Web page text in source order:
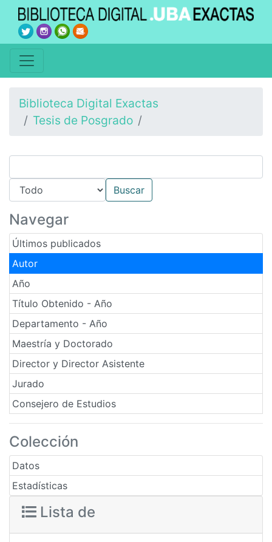
Biblioteca Digital Exactas
Tesis de Posgrado
Navegar
Últimos publicados
Autor
Año
Título Obtenido - Año
Departamento - Año
Maestría y Doctorado
Director y Director Asistente
Jurado
Consejero de Estudios
Colección
Datos
Estadísticas
Lista de